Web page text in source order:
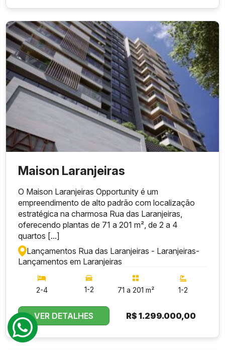
Maison Laranjeiras
O Maison Laranjeiras Opportunity é um
empreendimento de alto padrão com localização
estratégica na charmosa Rua das Laranjeiras,
oferecendo plantas de 71 a 201 m², de 2 a 4
quartos [...]
Lançamentos Rua das Laranjeiras - Laranjeiras-
Lançamentos em Laranjeiras
2-4 1-2 71 a 201 m² 1-2
VER DETALHES R$1.299.000,00